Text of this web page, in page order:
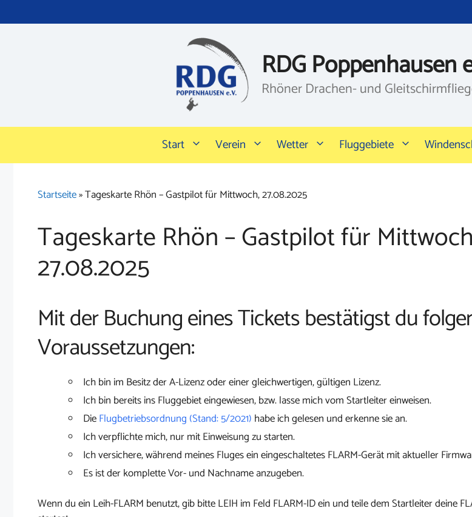
Inhalt
RDG Poppenhausen
Rhöner Drachen- und
Start Verein Wetter Fluggebiete
Startseite»Tageskarte Rhön – Gastpilot für Mittwoch, 27.08.2025
Tageskarte Rhön – Gastpilot für
27.08.2025
Mit der Buchung eines Tickets bestätigst du
Voraussetzungen:
Ich bin im Besitz der A-Lizenz oder einer gleichwertigen, gültigen Lizenz.
Ich bin bereits ins Fluggebiet eingewiesen, bzw. lasse mich vom Startleiter einweisen.
DieFlugbetriebsordnung (Stand: 5/2021) habe ich gelesen und erkenne sie an.
Ich verpflichte mich, nur mit Einweisung zu starten.
Ich versichere, während meines Fluges ein eingeschaltetes FLARM-Gerät mit aktueller
Es ist der komplette Vor- und Nachname anzugeben.
Wenn du ein Leih-FLARM benutzt, gib bitte LEIH im Feld FLARM-ID ein und teile dem Startleiter deine